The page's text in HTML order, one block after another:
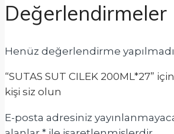
Değerlendirmeler
Henüz değerlendirme
“SUTAS SUT CILEK 200ML*27”
kişi siz olun
E-posta adresiniz